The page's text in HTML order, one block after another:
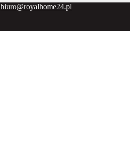
biuro@royalhome24.pl